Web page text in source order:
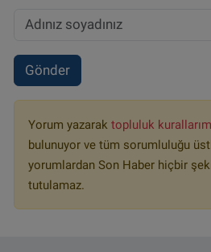
Gönder
Yorum yazarak topluluk
bulunuyor ve tüm sorumluluğu
yorumlardan Son Haber hiçbir
tutulamaz.